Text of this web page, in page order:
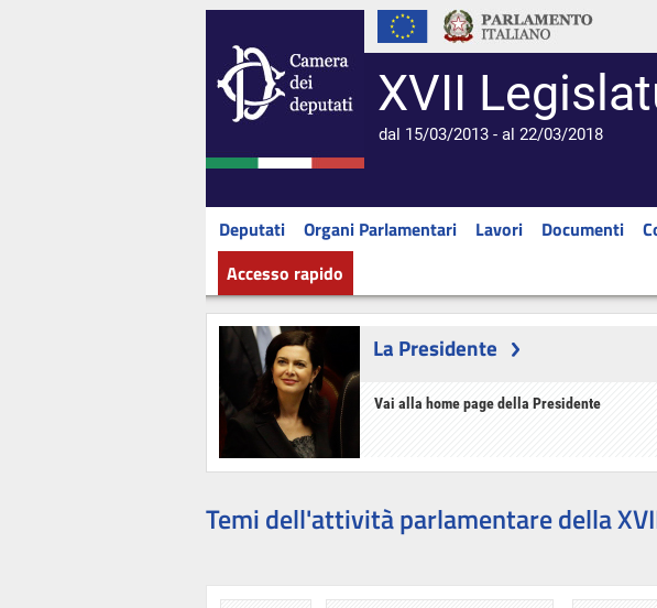
XVII
dal 15/03/2013 - al 22/03/2018
Deputati Organi Parlamentari Lavori Documenti
Accesso rapido
La Presidente
Vai alla home page della Presidente
Temi dell'attività parlamentare della